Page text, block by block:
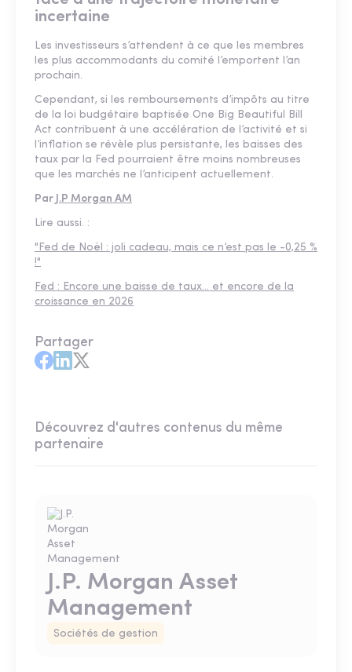
incertaine
Les investisseurs s’attendent à ce que les membres
les plus accommodants du comité l’emportent l’an
prochain.
Cependant, si les remboursements d’impôts au titre
de la loi budgétaire baptisée One Big Beautiful Bill
Act contribuent à une accélération de l’activité et si
l’inflation se révèle plus persistante, les baisses des
taux par la Fed pourraient être moins nombreuses
que les marchés ne l’anticipent actuellement.
Par J.P Morgan AM
Lire aussi. :
"Fed de Noël : joli cadeau, mais ce n’est pas le -0,25 %
!"
Fed : Encore une baisse de taux… et encore de la
croissance en 2026
Partager
Découvrez d'autres contenus du même
partenaire
J.P. Morgan Asset
Management
Sociétés de gestion